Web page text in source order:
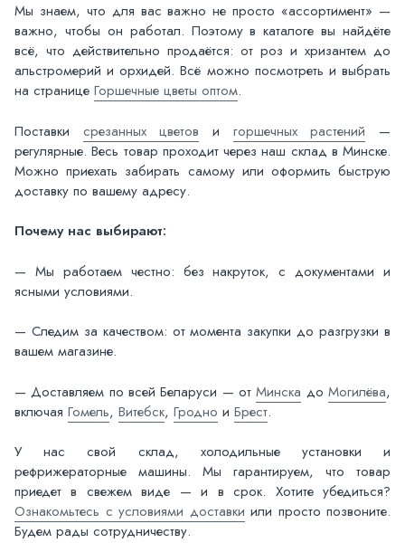
Мы знаем, что для вас важно не просто «ассортимент» —
важно, чтобы он работал. Поэтому в каталоге вы найдёте
всё, что действительно продаётся: от роз и хризантем до
альстромерий и орхидей. Всё можно посмотреть и выбрать
на странице Горшечные цветы оптом.
Поставки срезанных цветов и горшечных растений —
регулярные. Весь товар проходит через наш склад в Минске.
Можно приехать забирать самому или оформить быструю
доставку по вашему адресу.
Почему нас выбирают:
— Мы работаем честно: без накруток, с документами и
ясными условиями.
— Следим за качеством: от момента закупки до разгрузки в
вашем магазине.
— Доставляем по всей Беларуси — отМинска доМогилёва,
включая Гомель, Витебск, Гродно и Брест.
У нас свой склад, холодильные установки и
рефрижераторные машины. Мы гарантируем, что товар
приедет в свежем виде — и в срок. Хотите убедиться?
Ознакомьтесь с условиями доставки или просто позвоните.
Будем рады сотрудничеству.